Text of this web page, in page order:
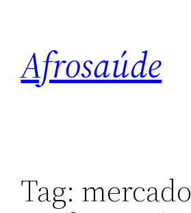
conteúdo
Afrosaúde
Tag: mercado